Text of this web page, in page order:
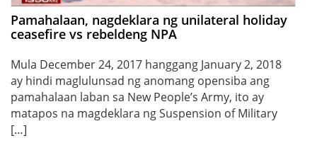
Pamahalaan, nagdeklara ng unilateral holiday
ceasefire vs rebeldeng NPA
Mula December 24, 2017 hanggang January 2, 2018
ay hindi maglulunsad ng anomang opensiba ang
pamahalaan laban sa New People’s Army, ito ay
matapos na magdeklara ng Suspension of Military
[…]